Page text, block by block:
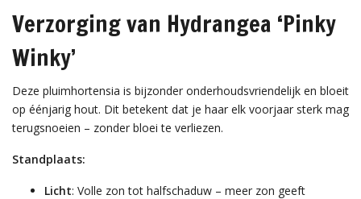
Verzorging van Hydrangea ‘Pinky
Winky’
Deze pluimhortensia is bijzonder onderhoudsvriendelijk en bloeit
op éénjarig hout. Dit betekent dat je haar elk voorjaar sterk mag
terugsnoeien – zonder bloei te verliezen.
Standplaats:
Licht: Volle zon tot halfschaduw – meer zon geeft